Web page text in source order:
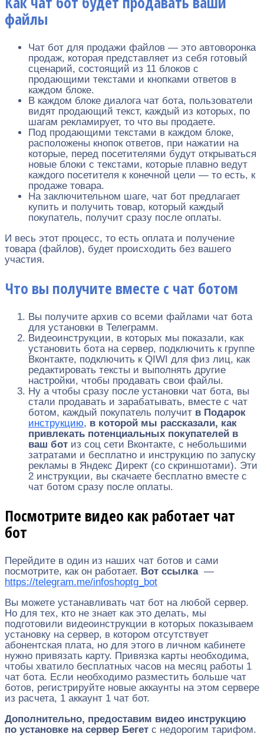
файлы
Чат бот для продажи файлов — это автоворонка
продаж, которая представляет из себя готовый
сценарий, состоящий из 11 блоков с
продающими текстами и кнопками ответов в
каждом блоке.
В каждом блоке диалога чат бота, пользователи
видят продающий текст, каждый из которых, по
шагам рекламирует, то что вы продаете.
Под продающими текстами в каждом блоке,
расположены кнопок ответов, при нажатии на
которые, перед посетителями будут открываться
новые блоки с текстами, которые плавно ведут
каждого посетителя к конечной цели — то есть, к
продаже товара.
На заключительном шаге, чат бот предлагает
купить и получить товар, который каждый
покупатель, получит сразу после оплаты.
И весь этот процесс, то есть оплата и получение
товара (файлов), будет происходить без вашего
участия.
Что вы получите вместе с чат ботом
Вы получите архив со всеми файлами чат бота
для установки в Телеграмм.
Видеоинструкции, в которых мы показали, как
установить бота на сервер, подключить к группе
Вконтакте, подключить к QIWI для физ лиц, как
редактировать тексты и выполнять другие
настройки, чтобы продавать свои файлы.
Ну а чтобы сразу после установки чат бота, вы
стали продавать и зарабатывать, вместе с чат
ботом, каждый покупатель получит в Подарок
инструкцию, в которой мы рассказали, как
привлекать потенциальных покупателей в
ваш бот из соц сети Вконтакте, с небольшими
затратами и бесплатно и инструкцию по запуску
рекламы в Яндекс Директ (со скриншотами). Эти
2 инструкции, вы скачаете бесплатно вместе с
чат ботом сразу после оплаты.
Посмотрите видео как работает чат
бот
Перейдите в один из наших чат ботов и сами
посмотрите, как он работает. Вот ссылка —
https://telegram.me/infoshoptg_bot
Вы можете устанавливать чат бот на любой сервер.
Но для тех, кто не знает как это делать, мы
подготовили видеоинструкции в которых показываем
установку на сервер, в котором отсутствует
абонентская плата, но для этого в личном кабинете
нужно привязать карту. Привязка карты необходима,
чтобы хватило бесплатных часов на месяц работы 1
чат бота. Если необходимо разместить больше чат
ботов, регистрируйте новые аккаунты на этом сервере
из расчета, 1 аккаунт 1 чат бот.
Дополнительно, предоставим видео инструкцию
по установке на сервер Бегет с недорогим тарифом.